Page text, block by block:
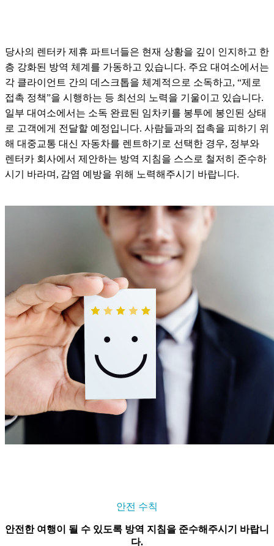
당사의 렌터카 제휴 파트너들은 현재 상황을 깊이 인지하고 한
층 강화된 방역 체계를 가동하고 있습니다. 주요 대여소에서는
각 클라이언트 간의 데스크톱을 체계적으로 소독하고, “제로
접촉 정책”을 시행하는 등 최선의 노력을 기울이고 있습니다.
일부 대여소에서는 소독 완료된 임차키를 봉투에 봉인된 상태
로 고객에게 전달할 예정입니다. 사람들과의 접촉을 피하기 위
해 대중교통 대신 자동차를 렌트하기로 선택한 경우, 정부와
렌터카 회사에서 제안하는 방역 지침을 스스로 철저히 준수하
시기 바라며, 감염 예방을 위해 노력해주시기 바랍니다.
안전 수칙
안전한 여행이 될 수 있도록 방역 지침을 준수해주시기 바랍니
다.